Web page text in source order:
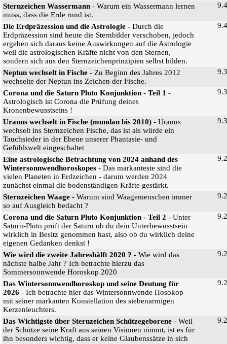
Sternzeichen Wassermann - Warum ein Wassermann lernen
muss, dass die Erde rund ist.
9.4
Die Erdpräzession und die Astrologie - Durch die
Erdpräzession sind heute die Sternbilder verschoben, jedoch
ergeben sich daraus keine Auswirkungen auf die Astrologie
weil die astrologischen Kräfte nicht von den Sternen,
sondern sich aus den Sternzeichenprinzipien selbst bilden.
9.4
Neptun wechselt in Fische - Zu Beginn des Jahres 2012
wechselte der Neptun ins Zeichen der Fische.
9.3
Corona und die Saturn Pluto Konjunktion - Teil 1 -
Astrologisch ist Corona die Prüfung deines
Kronenbewusstseins !
9.3
Uranus wechselt in Fische (mundan bis 2010) - Uranus
wechselt ins Sternzeichen Fische, das ist als würde ein
Tauchsieder in der Ebene unserer Phantasie- und
Gefühlswelt eingeschaltet
9.3
Eine astrologische Betrachtung von 2024 anhand des
Wintersonnwendhoroskopes - Das markanteste sind die
vielen Planeten in Erdzeichen - darum werden 2024
zunächst einmal die bodenständigen Kräfte gestärkt.
9.2
Sternzeichen Waage - Warum sind Waagemenschen immer
so auf Ausgleich bedacht ?
9.2
Corona und die Saturn Pluto Konjunktion - Teil 2 - Unter
Saturn-Pluto prüft der Saturn ob du dein Unterbewusstsein
wirklich in Besitz genommen hast, also ob du wirklich deine
eigenen Gedanken denkst !
9.2
Wie wird die zweite Jahreshälft 2020 ? - Wie wird das
nächste halbe Jahr ? Ich betrachte hierzu das
Sommersonnwende Horoskop 2020
9.2
Das Wintersonnwendhoroskop und seine Deutung für
2026 - Ich betrachte hier das Wintersonnwende Hosokop
mit seiner markanten Konstellation des siebenarmigen
Kerzenleuchters.
9.2
Das Wichtigste über Sternzeichen Schützegeborene - Weil
der Schütze seine Kraft aus seinen Visionen nimmt, ist es für
ihn besonders wichtig, dass er keine Glaubenssätze in sich
9.2